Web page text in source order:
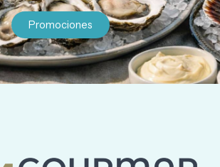
Promociones